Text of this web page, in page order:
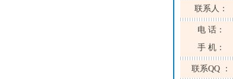
联系人：
电 话：
手 机：
联系QQ ：